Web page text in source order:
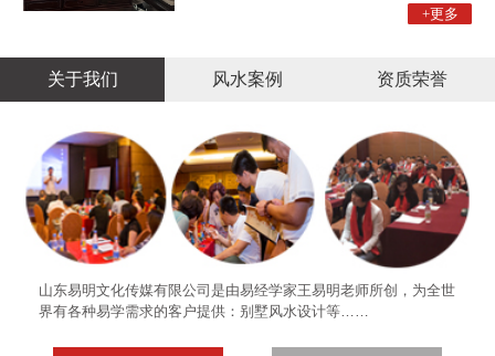
+更多
关于我们 风水案例 资质荣誉
山东易明文化传媒有限公司是由易经学家王易明老师所创，为全世
界有各种易学需求的客户提供：别墅风水设计等……